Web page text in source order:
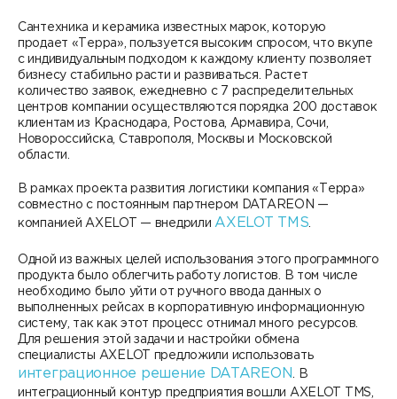
Сантехника и керамика известных марок, которую
продает «Терра», пользуется высоким спросом, что вкупе
с индивидуальным подходом к каждому клиенту позволяет
бизнесу стабильно расти и развиваться. Растет
количество заявок, ежедневно с 7 распределительных
центров компании осуществляются порядка 200 доставок
клиентам из Краснодара, Ростова, Армавира, Сочи,
Новороссийска, Ставрополя, Москвы и Московской
области.
В рамках проекта развития логистики компания «Терра»
совместно с постоянным партнером DATAREON —
компанией AXELOT — внедрили AXELOT TMS
Одной из важных целей использования этого программного
продукта было облегчить работу логистов. В том числе
необходимо было уйти от ручного ввода данных о
выполненных рейсах в корпоративную информационную
систему, так как этот процесс отнимал много ресурсов.
Для решения этой задачи и настройки обмена
специалисты AXELOT предложили использовать
интеграционное решение DATAREON
. В
интеграционный контур предприятия вошли AXELOT TMS,